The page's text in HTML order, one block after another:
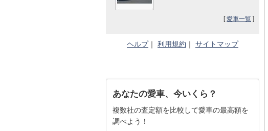
[愛車一覧 ]
ヘルプ｜ 利用規約 ｜ サイトマップ
あなたの愛車、今いくら？
複数社の査定額を比較して愛車の最高額を
調べよう！